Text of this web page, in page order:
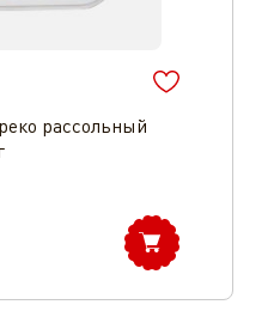
рассольный